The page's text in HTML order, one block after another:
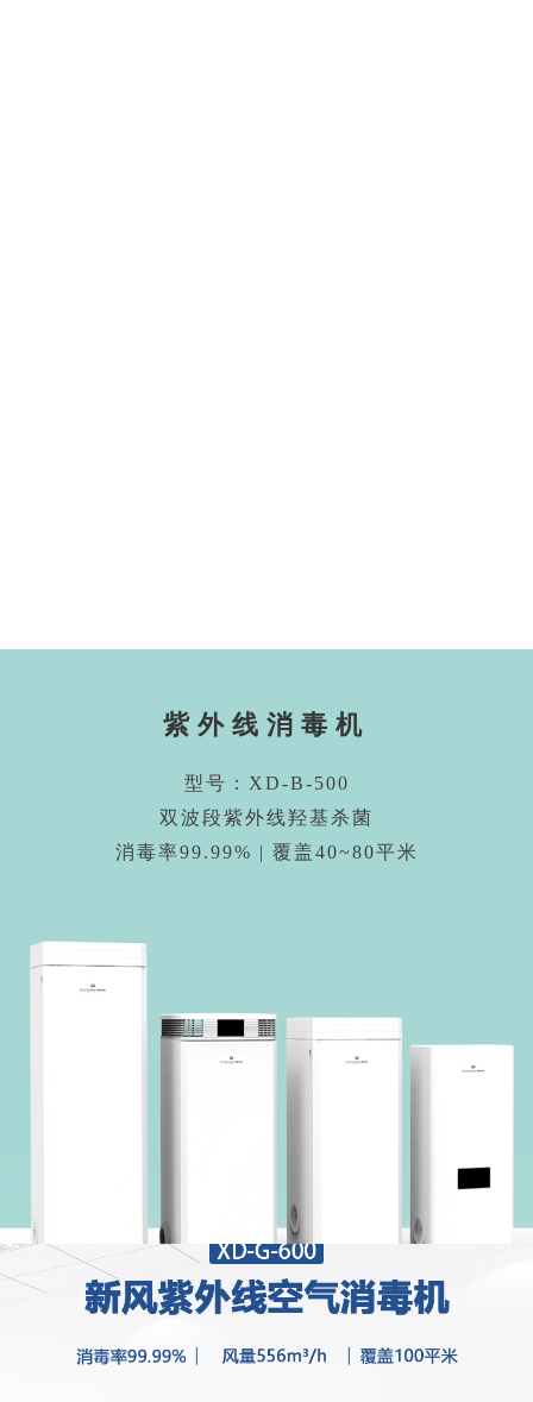
紫外线消毒机
型号：XD-B-500
双波段紫外线羟基杀菌
消毒率99.99% | 覆盖40~80平米